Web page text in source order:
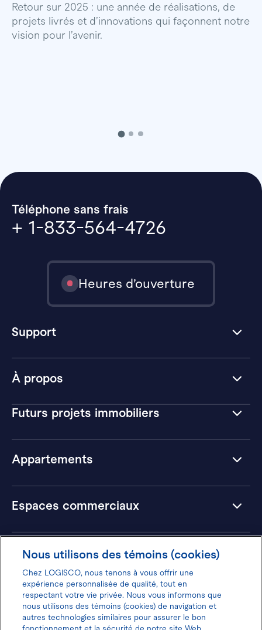
Retour sur 2025 : une année de réalisations, de
projets livrés et d’innovations qui façonnent notre
vision pour l’avenir.
À propos
Futurs projets immobiliers
Appartements
Espaces commerciaux
Hôtels
Téléphone sans frais
+ 1-833-564-4726
Heures d’ouverture
Support
Donnez votre avis pour gagner 100$
Nous utilisons des témoins (cookies)
Chez LOGISCO, nous tenons à vous offrir une
expérience personnalisée de qualité, tout en
respectant votre vie privée. Nous vous informons que
nous utilisons des témoins (cookies) de navigation et
autres technologies similaires pour assurer le bon